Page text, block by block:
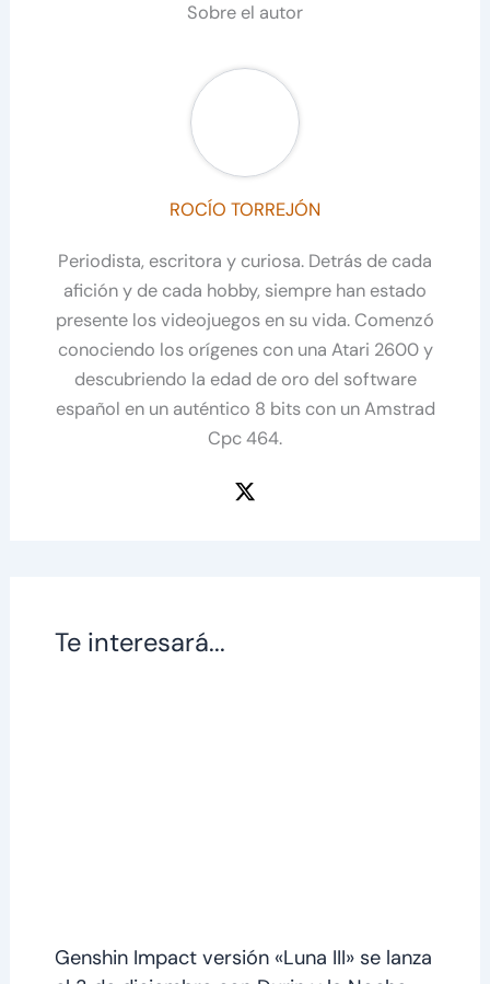
Sobre el autor
ROCÍO TORREJÓN
Periodista, escritora y curiosa. Detrás de cada
afición y de cada hobby, siempre han estado
presente los videojuegos en su vida. Comenzó
conociendo los orígenes con una Atari 2600 y
descubriendo la edad de oro del software
español en un auténtico 8 bits con un Amstrad
Cpc 464.
Te interesará...
Genshin Impact versión «Luna III» se lanza